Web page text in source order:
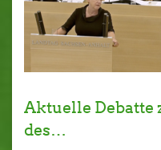
Aktuelle Debatte
des…